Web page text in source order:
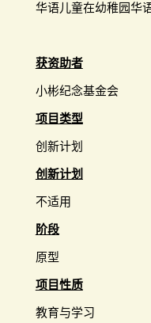
华语儿童在幼稚园华
获资助者
小彬纪念基金会
项目类型
创新计划
创新计划
不适用
阶段
原型
项目性质
教育与学习